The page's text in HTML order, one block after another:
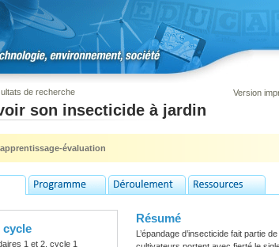
de recherche Version
son insecticide à jardin
évaluation
cycle
1 et 2, cycle 1
Résumé
L’épandage d’insecticide fait partie